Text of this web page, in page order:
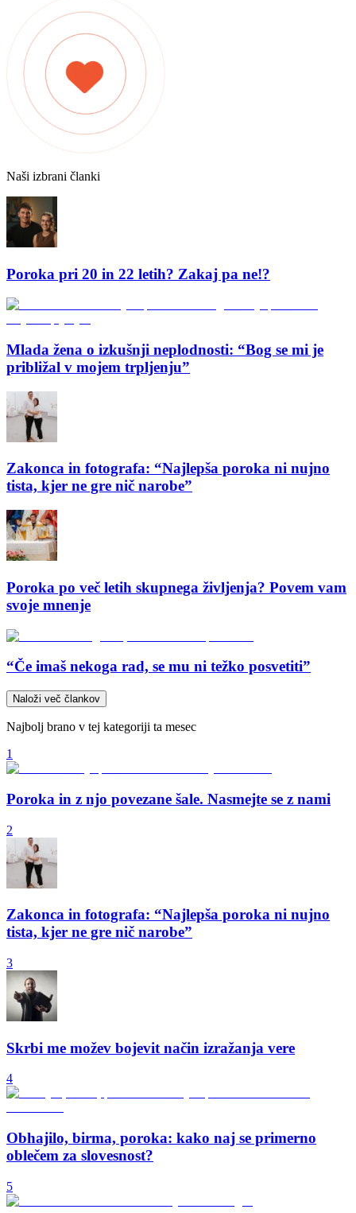
Naši izbrani članki
Poroka pri 20 in 22 letih? Zakaj pa ne!?
Mlada žena o izkušnji neplodnosti: “Bog se mi je
približal v mojem trpljenju”
Zakonca in fotografa: “Najlepša poroka ni nujno
tista, kjer ne gre nič narobe”
Poroka po več letih skupnega življenja? Povem vam
svoje mnenje
“Če imaš nekoga rad, se mu ni težko posvetiti”
Naloži več člankov
Najbolj brano v tej kategoriji ta mesec
1
Poroka in z njo povezane šale. Nasmejte se z nami
2
Zakonca in fotografa: “Najlepša poroka ni nujno
tista, kjer ne gre nič narobe”
3
Skrbi me možev bojevit način izražanja vere
4
Obhajilo, birma, poroka: kako naj se primerno
oblečem za slovesnost?
5